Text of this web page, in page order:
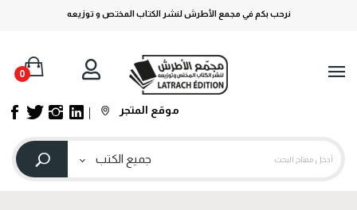
نرحب بكم في مجمع الأطرش لنشر الكتاب المختص و توزيعه
0
موقع المتجر